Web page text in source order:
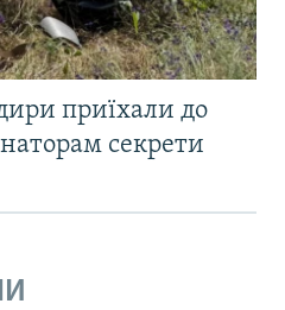
приїхали до
секрети